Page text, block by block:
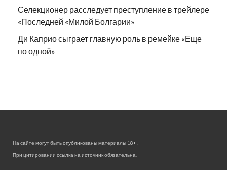
Селекционер расследует преступление в трейлере
«Последней «Милой Болгарии»
Ди Каприо сыграет главную роль в ремейке «Еще
по одной»
На сайте могут быть опубликованы материалы 18+!
При цитировании ссылка на источник обязательна.